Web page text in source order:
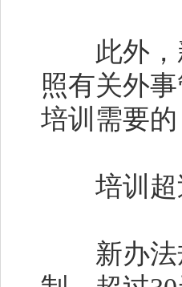
此外，新
照有关外
培训需要
培训超
新办法规